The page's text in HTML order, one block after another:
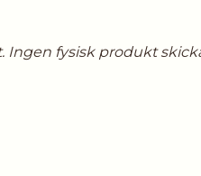
Ingen fysisk produkt